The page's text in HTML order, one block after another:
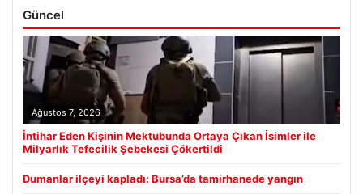
Güncel
Ağustos 7, 2026
İntihar Eden Kişinin Mektubunda Ortaya Çıkan İsimler ile
Milyarlık Tefecilik Şebekesi Çökertildi
Dumanlar ilçeyi kapladı: Bursa’da tamirhanede yangın